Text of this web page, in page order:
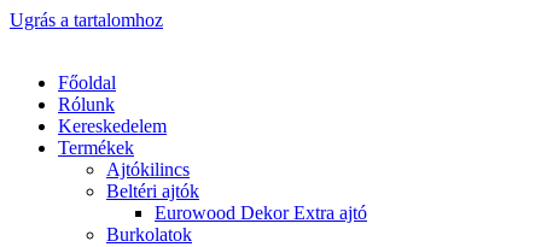
Ugrás a tartalomhoz
Főoldal
Rólunk
Kereskedelem
Termékek
Ajtókilincs
Beltéri ajtók
Eurowood Dekor Extra ajtó
Burkolatok